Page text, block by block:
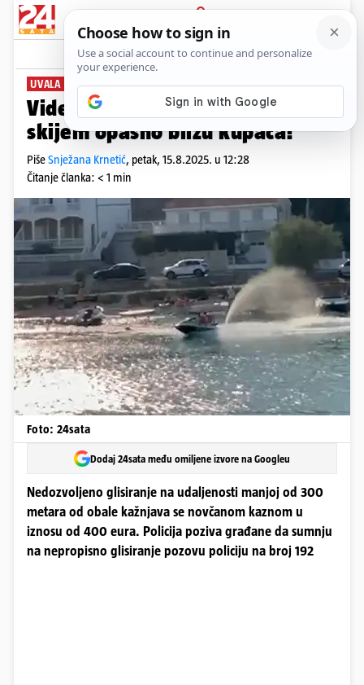
PRIJAVA
News Komentari
UVALA LUKA
Video iz Tisnog: 'Divljao je jet
skijem opasno blizu kupača!'
PišeSnježana Krnetić, petak, 15.8.2025. u 12:28
Čitanje članka: < 1 min
Foto: 24sata
Dodaj 24sata među omiljene izvore na Googleu
Nedozvoljeno glisiranje na udaljenosti manjoj od 300
metara od obale kažnjava se novčanom kaznom u
iznosu od 400 eura. Policija poziva građane da sumnju
na nepropisno glisiranje pozovu policiju na broj 192